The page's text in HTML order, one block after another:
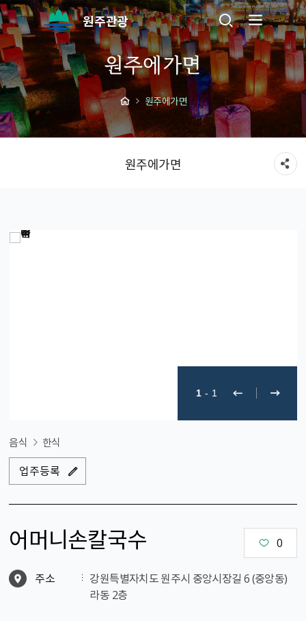
원주관광
원주에가면
원주에가면
원주에가면
1 - 1
음식 한식
업주등록
어머니손칼국수 0
주소
강원특별자치도 원주시 중앙시장길 6 (중앙동)
라동 2층